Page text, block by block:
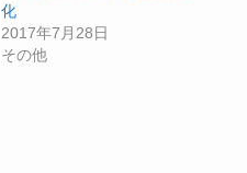
化
2017年7月28日
その他